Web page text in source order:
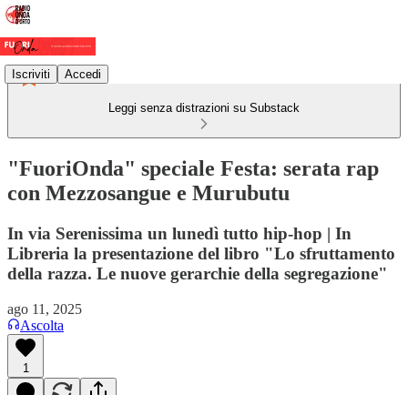
Iscriviti Accedi
Leggi senza distrazioni su Substack
"FuoriOnda" speciale Festa: serata rap
con Mezzosangue e Murubutu
In via Serenissima un lunedì tutto hip-hop | In
Libreria la presentazione del libro "Lo sfruttamento
della razza. Le nuove gerarchie della segregazione"
ago 11, 2025
Ascolta
1